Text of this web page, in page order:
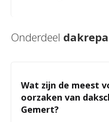
Onderdeel
Wat zijn de meest
oorzaken van
Gemert?